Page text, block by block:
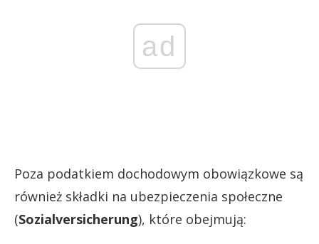
ad
Poza podatkiem dochodowym obowiązkowe są
również składki na ubezpieczenia społeczne
(Sozialversicherung), które obejmują: